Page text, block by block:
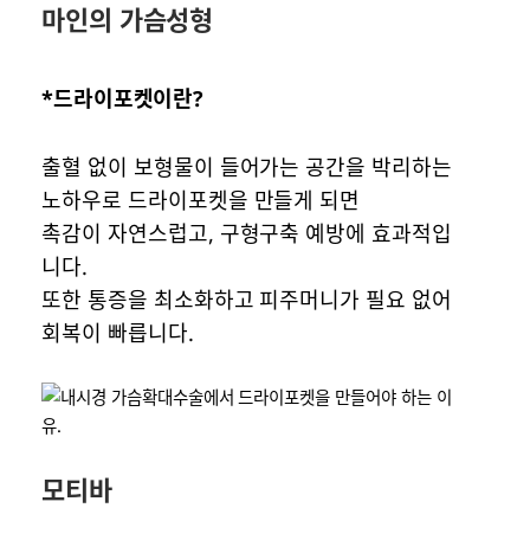
마인의 가슴성형
*드라이포켓이란?
출혈 없이 보형물이 들어가는 공간을 박리하는
노하우로 드라이포켓을 만들게 되면
촉감이 자연스럽고, 구형구축 예방에 효과적입
니다.
또한 통증을 최소화하고 피주머니가 필요 없어
회복이 빠릅니다.
모티바